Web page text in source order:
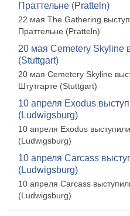
Праттельне (Pratteln)
22 мая The Gathering
Праттельне (Pratteln)
20 мая Cemetery Skyline
(Stuttgart)
20 мая Cemetery Skyline
Штутгарте (Stuttgart)
10 апреля Exodus
(Ludwigsburg)
10 апреля Exodus
(Ludwigsburg)
10 апреля Carcass
(Ludwigsburg)
10 апреля Carcass
(Ludwigsburg)